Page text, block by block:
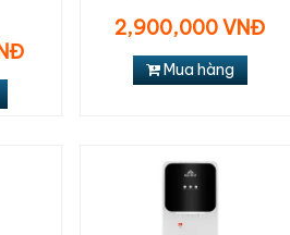
2,900,000 VNĐ
Mua hàng